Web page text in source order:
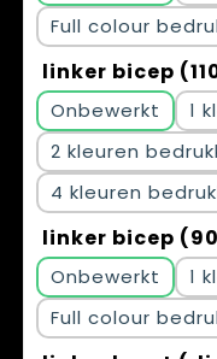
Full colour
linker bicep
Onbewerkt
1
2
4
linker bicep
Onbewerkt
1
Full colour